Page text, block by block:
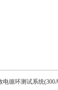
循环测试系统